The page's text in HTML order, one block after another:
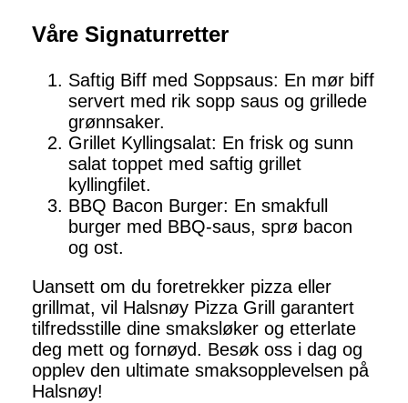
Våre Signaturretter
Saftig Biff med Soppsaus: En mør biff
servert med rik sopp saus og grillede
grønnsaker.
Grillet Kyllingsalat: En frisk og sunn
salat toppet med saftig grillet
kyllingfilet.
BBQ Bacon Burger: En smakfull
burger med BBQ-saus, sprø bacon
og ost.
Uansett om du foretrekker pizza eller
grillmat, vil Halsnøy Pizza Grill garantert
tilfredsstille dine smaksløker og etterlate
deg mett og fornøyd. Besøk oss i dag og
opplev den ultimate smaksopplevelsen på
Halsnøy!